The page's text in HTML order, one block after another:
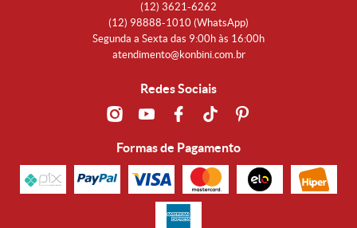
(12) 3621-6262
(12) 98888-1010 (WhatsApp)
Segunda a Sexta das 9:00h às 16:00h
atendimento@konbini.com.br
Redes Sociais
Formas de Pagamento